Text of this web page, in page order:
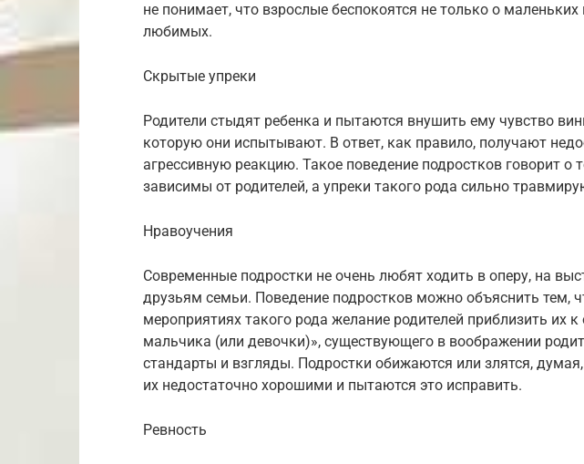
не понимает, что взрослые беспокоятся не только о
любимых.
Скрытые упреки
Родители стыдят ребенка и пытаются внушить ему чувство
которую они испытывают. В ответ, как правило, получают
агрессивную реакцию. Такое поведение подростков говорит о
зависимы от родителей, а упреки такого рода сильно
Нравоучения
Современные подростки не очень любят ходить в оперу, на
друзьям семьи. Поведение подростков можно объяснить тем,
мероприятиях такого рода желание родителей приблизить их
мальчика (или девочки)», существующего в воображении
стандарты и взгляды. Подростки обижаются или злятся,
их недостаточно хорошими и пытаются это исправить.
Ревность